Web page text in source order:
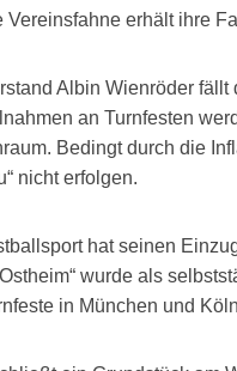
Vereinsfahne erhält ihre
Albin Wienröder
an Turnfesten
Bedingt durch die
nicht erfolgen.
hat seinen
wurde als
in München und